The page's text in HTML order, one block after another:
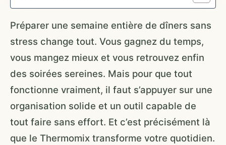
Préparer une semaine entière de dîners sans
stress change tout. Vous gagnez du temps,
vous mangez mieux et vous retrouvez enfin
des soirées sereines. Mais pour que tout
fonctionne vraiment, il faut s’appuyer sur une
organisation solide et un outil capable de
tout faire sans effort. Et c’est précisément là
que le Thermomix transforme votre quotidien.